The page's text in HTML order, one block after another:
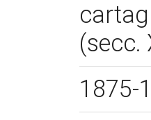
(secc.
1875-